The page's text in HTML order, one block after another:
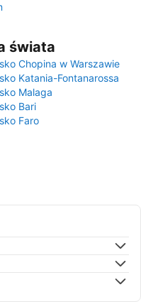
świata
Chopina w Warszawie
Katania-Fontanarossa
Malaga
Bari
Faro